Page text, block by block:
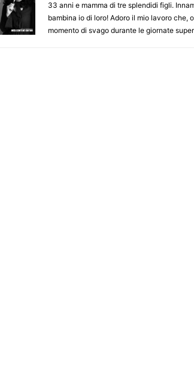
33 anni e mamma di tre splendidi figli.
bambina io di loro! Adoro il mio lavoro che,
momento di svago durante le giornate